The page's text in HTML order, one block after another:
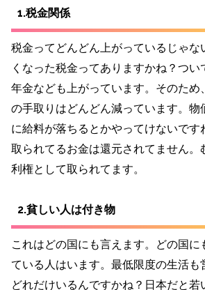
1.税金関係
税金ってどんどん上がっているじゃな
くなった税金ってありますかね？つ
年金なども上がっています。そのため
の手取りはどんどん減っています。物
に給料が落ちるとかやってけないです
取られてるお金は還元されてません。
利権として取られてます。
2.貧しい人は付き物
これはどの国にも言えます。どの国に
ている人はいます。最低限度の生活も
どれだけいるんですかね？日本だと若